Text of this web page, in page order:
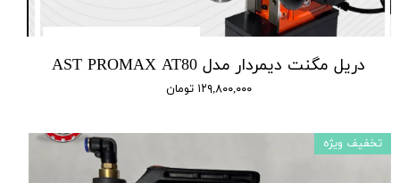
دریل مگنت دیمردار مدل AST PROMAX AT80
۱۲۹,۸۰۰,۰۰۰ تومان
تخفیف ویژه